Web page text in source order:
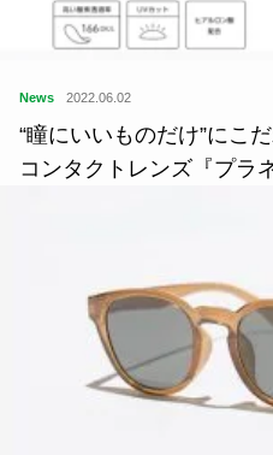
News 2022.06.02
“瞳にいいものだけ”にこ
コンタクトレンズ『プラ